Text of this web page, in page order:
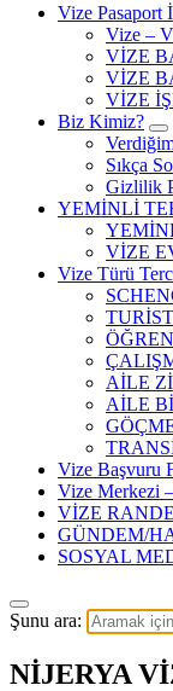
Vize Pasaport
Vize –
VİZE
VİZE
VİZE
Biz Kimiz?
Sıkça
Gizlilik
YEMİNLİ
VİZE
Vize Türü
AİLE
AİLE
Vize Başvuru
Vize Merkezi
VİZE
GÜNDEM/
SOSYAL
Şunu ara:
NİJERYA